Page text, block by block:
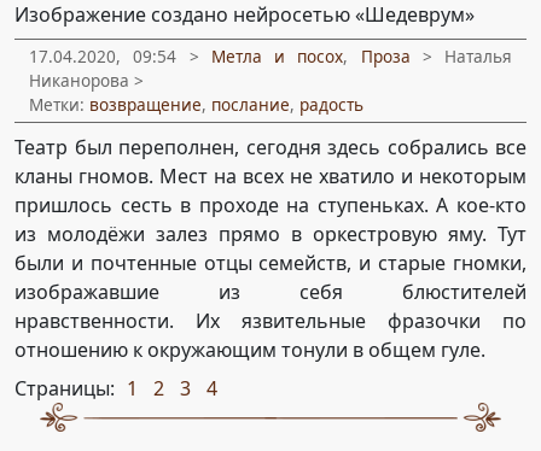
Изображение создано нейросетью «Шедеврум»
17.04.2020, 09:54 > Метла и посох, Проза > Наталья
Никанорова >
Метки: возвращение, послание, радость
Театр был переполнен, сегодня здесь собрались все
кланы гномов. Мест на всех не хватило и некоторым
пришлось сесть в проходе на ступеньках. А кое-кто
из молодёжи залез прямо в оркестровую яму. Тут
были и почтенные отцы семейств, и старые гномки,
изображавшие из себя блюстителей
нравственности. Их язвительные фразочки по
отношению к окружающим тонули в общем гуле.
Страницы: 1 2 3 4